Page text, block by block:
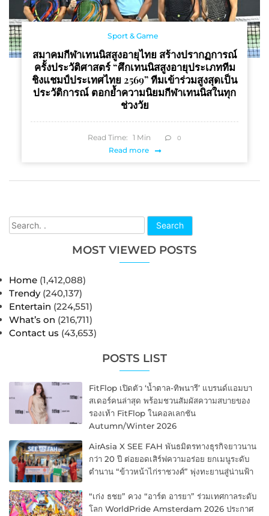
Search
MOST VIEWED POSTS
Home (1,412,088)
Trendy (240,137)
Entertain (224,551)
What’s on (216,711)
Contact us (43,653)
POSTS LIST
FitFlop เปิดตัว ‘น้ำตาล-ทิพนารี’ แบรนด์แอมบา
สเดอร์คนล่าสุด พร้อมชวนสัมผัสความสบายของ
รองเท้า FitFlop ในคอลเลกชัน
Autumn/Winter 2026
AirAsia X SEE FAH พันธมิตรทางธุรกิจยาวนาน
กว่า 20 ปี ต่อยอดเสิร์ฟความอร่อย ยกเมนูระดับ
ตำนาน “ข้าวหน้าไก่ราชวงศ์” พุ่งทะยานสู่น่านฟ้า
“เก่ง ธชย” ควง “อาร์ต อารยา” ร่วมเทศกาลระดับ
โลก WorldPride Amsterdam 2026 ประกาศ
Sport & Game
สมาคมกีฬาเทนนิสสูงอายุไทย สร้างปรากฏการณ์
ครั้งประวัติศาสตร์ “ศึกเทนนิสสูงอายุประเภททีม
ชิงแชมป์ประเทศไทย 2569” ทีมเข้าร่วมสูงสุดเป็น
ประวัติการณ์ ตอกย้ำความนิยมกีฬาเทนนิสในทุก
ช่วงวัย
Read Time: 1 Min 0
Read more